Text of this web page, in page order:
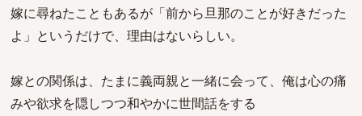
嫁に尋ねたこともあるが「前から旦那のことが好きだった
よ」というだけで、理由はないらしい。
嫁との関係は、たまに義両親と一緒に会って、俺は心の痛
みや欲求を隠しつつ和やかに世間話をする